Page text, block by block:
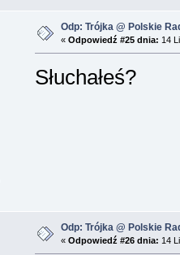
Odp: Trójka @ Polskie
« Odpowiedź #25 dnia: 14
Słuchałeś?
Odp: Trójka @ Polskie
« Odpowiedź #26 dnia: 14